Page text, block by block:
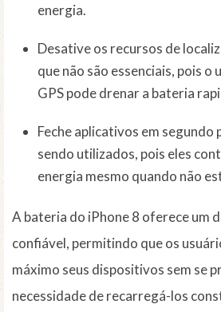
energia.
Desative os recursos de
que não são essenciais, pois o
GPS pode drenar a bateria
Feche aplicativos em segundo
sendo utilizados, pois eles
energia mesmo quando não
A bateria do iPhone 8 oferece um
confiável, permitindo que os
máximo seus dispositivos sem se
necessidade de recarregá-los